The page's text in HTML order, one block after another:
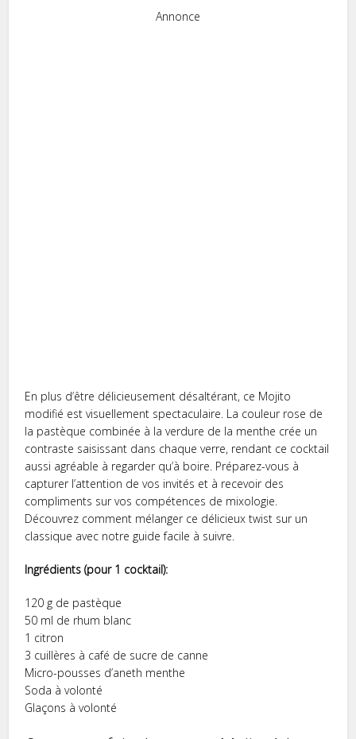
Annonce
En plus d’être délicieusement désaltérant, ce Mojito
modifié est visuellement spectaculaire. La couleur rose de
la pastèque combinée à la verdure de la menthe crée un
contraste saisissant dans chaque verre, rendant ce cocktail
aussi agréable à regarder qu’à boire. Préparez-vous à
capturer l’attention de vos invités et à recevoir des
compliments sur vos compétences de mixologie.
Découvrez comment mélanger ce délicieux twist sur un
classique avec notre guide facile à suivre.
Ingrédients (pour 1 cocktail):
120 g de pastèque
50 ml de rhum blanc
1 citron
3 cuillères à café de sucre de canne
Micro-pousses d’aneth menthe
Soda à volonté
Glaçons à volonté